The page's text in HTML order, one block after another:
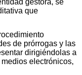
gestora, se
que
de prórrogas y las
dirigiéndolas a
electrónicos,